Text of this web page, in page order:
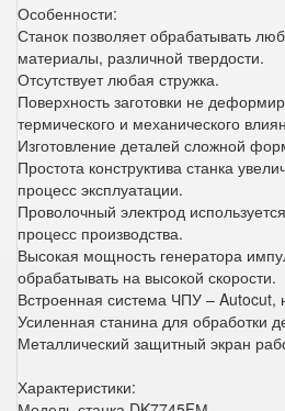
Особенности:
Станок позволяет обрабатывать
материалы, различной твердости.
Отсутствует любая стружка.
Поверхность заготовки не
термического и механического
Изготовление деталей сложной
Простота конструктива станка
процесс эксплуатации.
Проволочный электрод
процесс производства.
Высокая мощность генератора
обрабатывать на высокой скорости.
Встроенная система ЧПУ – Autocut,
Усиленная станина для обработки
Металлический защитный экран
Характеристики: